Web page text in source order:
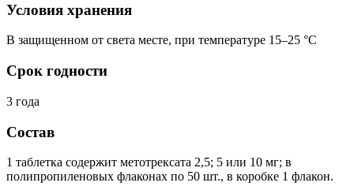
Условия хранения
В защищенном от света месте, при температуре 15–25 °C
Срок годности
3 года
Состав
1 таблетка содержит метотрексата 2,5; 5 или 10 мг; в
полипропиленовых флаконах по 50 шт., в коробке 1 флакон.